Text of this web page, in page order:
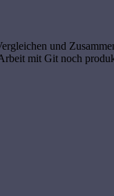
und
mit Git noch